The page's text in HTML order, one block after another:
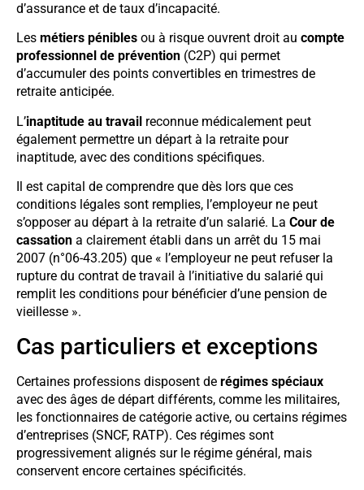
d’assurance et de taux d’incapacité.
Les métiers pénibles ou à risque ouvrent droit au compte
professionnel de prévention (C2P) qui permet
d’accumuler des points convertibles en trimestres de
retraite anticipée.
L’inaptitude au travail reconnue médicalement peut
également permettre un départ à la retraite pour
inaptitude, avec des conditions spécifiques.
Il est capital de comprendre que dès lors que ces
conditions légales sont remplies, l’employeur ne peut
s’opposer au départ à la retraite d’un salarié. La Cour de
cassation a clairement établi dans un arrêt du 15 mai
2007 (n°06-43.205) que « l’employeur ne peut refuser la
rupture du contrat de travail à l’initiative du salarié qui
remplit les conditions pour bénéficier d’une pension de
vieillesse ».
Cas particuliers et exceptions
Certaines professions disposent de régimes spéciaux
avec des âges de départ différents, comme les militaires,
les fonctionnaires de catégorie active, ou certains régimes
d’entreprises (SNCF, RATP). Ces régimes sont
progressivement alignés sur le régime général, mais
conservent encore certaines spécificités.